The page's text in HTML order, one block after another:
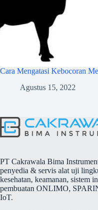
Cara Mengatasi Kebocoran
Agustus 15, 2022
PT Cakrawala Bima
penyedia & servis alat uji
kesehatan, keamanan, sistem
pembuatan ONLIMO,
IoT.